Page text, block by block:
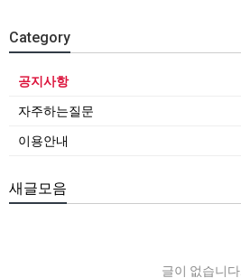
Category
공지사항
자주하는질문
이용안내
새글모음
글이 없습니다.